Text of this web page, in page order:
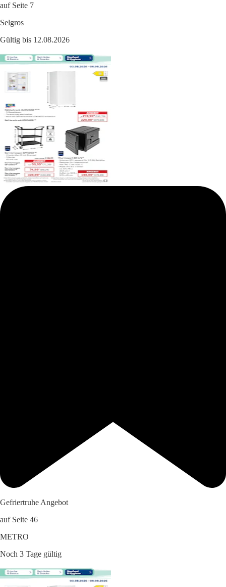
auf Seite 7
Selgros
Gültig bis 12.08.2026
Gefriertruhe Angebot
auf Seite 46
METRO
Noch 3 Tage gültig